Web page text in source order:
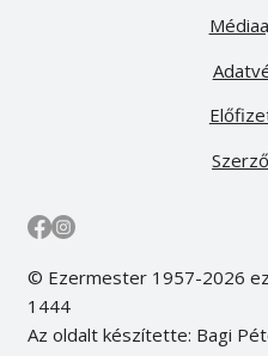
© Ezermester 1957-2026
1444
Az oldalt készítette: Bagi